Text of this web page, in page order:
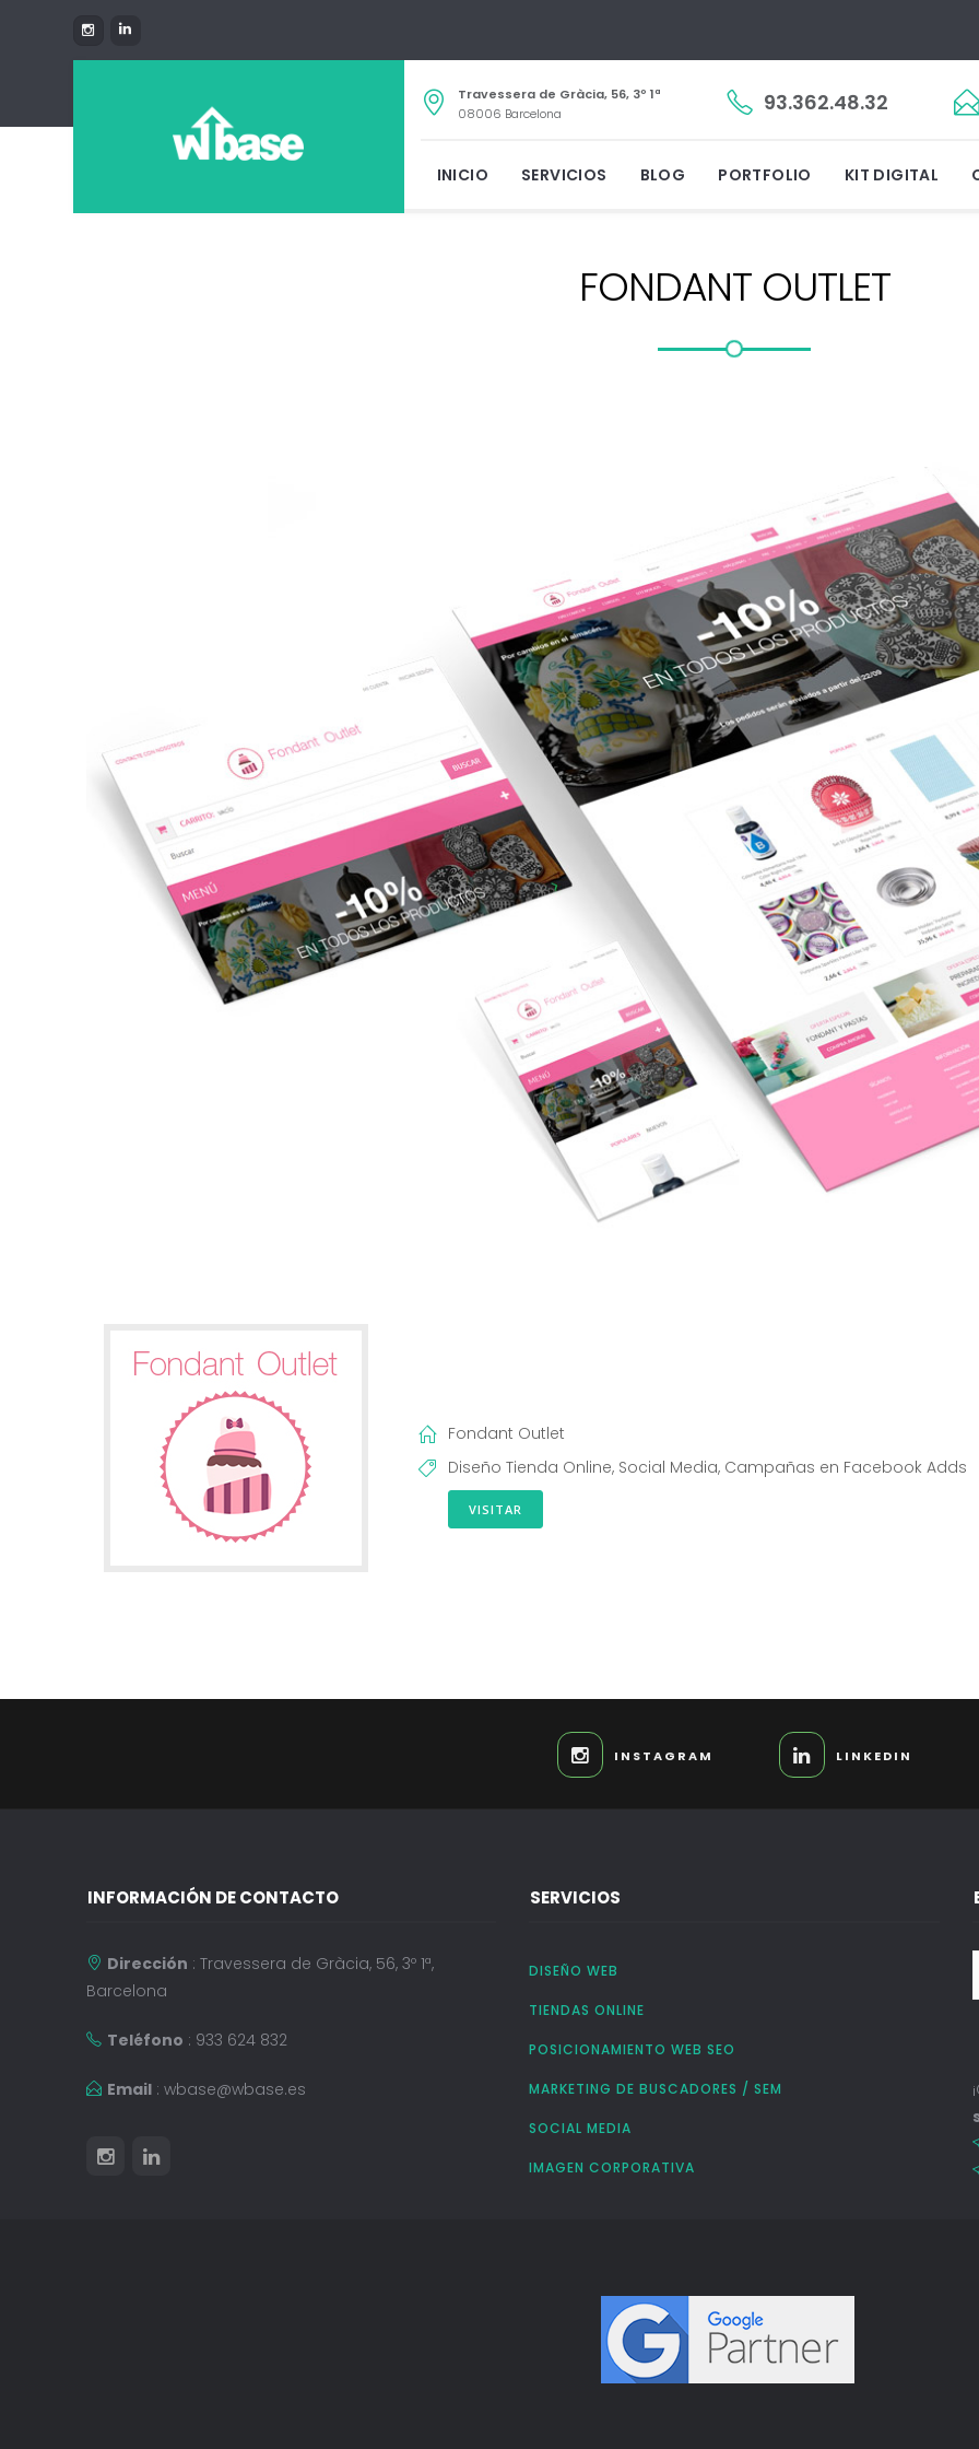
Travessera de Gràcia, 56, 3º 1ª
08006 Barcelona
93.362.48.32
INICIO SERVICIOS BLOG PORTFOLIO KIT DIGITAL
FONDANT OUTLET
Fondant Outlet
Diseño Tienda Online, Social Media, Campañas en Facebook Adds
VISITAR
INSTAGRAM LINKEDIN
INFORMACIÓN DE CONTACTO
Dirección : Travessera de Gràcia, 56, 3º 1ª,
Barcelona
Teléfono : 933 624 832
Email : wbase@wbase.es
SERVICIOS
DISEÑO WEB
TIENDAS ONLINE
POSICIONAMIENTO WEB SEO
MARKETING DE BUSCADORES / SEM
SOCIAL MEDIA
IMAGEN CORPORATIVA